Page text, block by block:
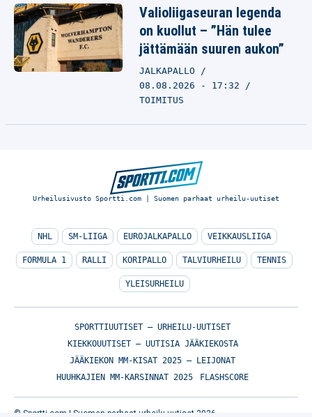
Valioliigaseuran legenda
on kuollut – ”Hän tulee
jättämään suuren aukon”
JALKAPALLO
08.08.2026 - 17:32
TOIMITUS
Urheilusivusto Sportti.com | Suomen parhaat urheilu-uutiset
NHL SM-LIIGA EUROJALKAPALLO VEIKKAUSLIIGA
FORMULA 1 RALLI KORIPALLO TALVIURHEILU TENNIS
YLEISURHEILU
SPORTTIUUTISET – URHEILU-UUTISET
KIEKKOUUTISET – UUTISIA JÄÄKIEKOSTA
JÄÄKIEKON MM-KISAT 2025 – LEIJONAT
HUUHKAJIEN MM-KARSINNAT 2025
FLASHSCORE
© Sportti.com | Suomen parhaat urheilu-uutiset 2026